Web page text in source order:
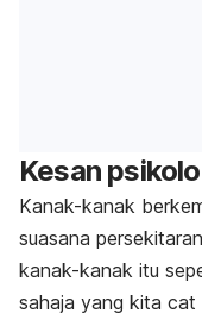
Kesan
Kanak-kanak
suasana
kanak-kanak itu
sahaja yang kita cat